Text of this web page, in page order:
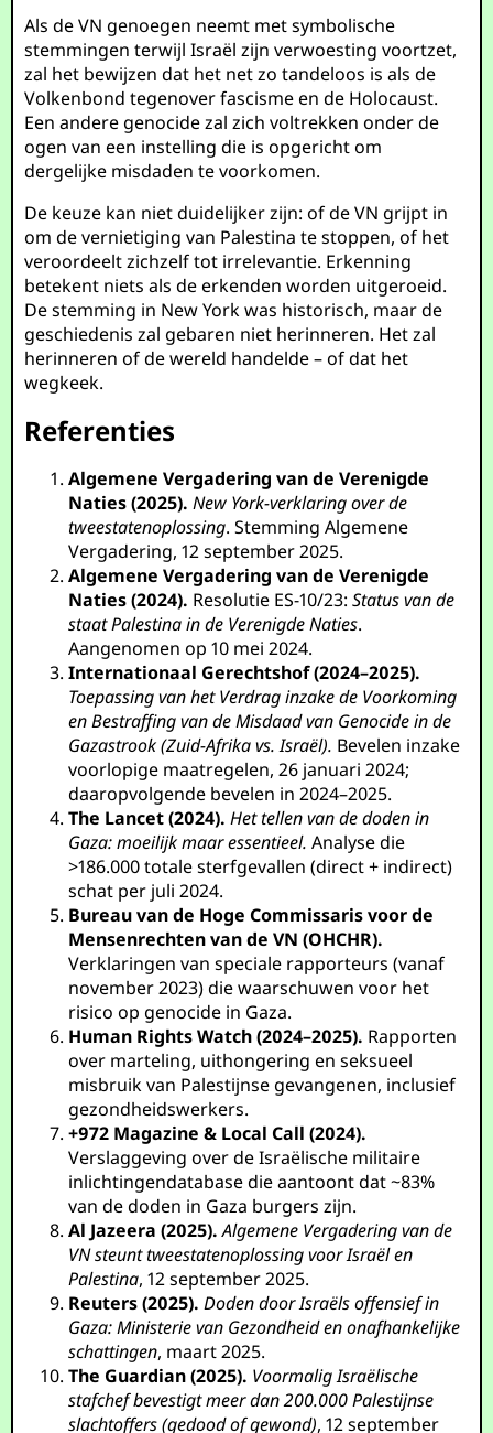
Als de VN genoegen neemt met symbolische
stemmingen terwijl Israël zijn verwoesting voortzet,
zal het bewijzen dat het net zo tandeloos is als de
Volkenbond tegenover fascisme en de Holocaust.
Een andere genocide zal zich voltrekken onder de
ogen van een instelling die is opgericht om
dergelijke misdaden te voorkomen.
De keuze kan niet duidelijker zijn: of de VN grijpt in
om de vernietiging van Palestina te stoppen, of het
veroordeelt zichzelf tot irrelevantie. Erkenning
betekent niets als de erkenden worden uitgeroeid.
De stemming in New York was historisch, maar de
geschiedenis zal gebaren niet herinneren. Het zal
herinneren of de wereld handelde – of dat het
wegkeek.
Referenties
Algemene Vergadering van de Verenigde
Naties (2025). New York-verklaring over de
tweestatenoplossing. Stemming Algemene
Vergadering, 12 september 2025.
Algemene Vergadering van de Verenigde
Naties (2024). Resolutie ES-10/23:Status van de
staat Palestina in de Verenigde Naties.
Aangenomen op 10 mei 2024.
Internationaal Gerechtshof (2024–2025).
Toepassing van het Verdrag inzake de Voorkoming
en Bestraffing van de Misdaad van Genocide in de
Gazastrook (Zuid-Afrika vs. Israël). Bevelen inzake
voorlopige maatregelen, 26 januari 2024;
daaropvolgende bevelen in 2024–2025.
The Lancet (2024). Het tellen van de doden in
Gaza: moeilijk maar essentieel. Analyse die
>186.000 totale sterfgevallen (direct + indirect)
schat per juli 2024.
Bureau van de Hoge Commissaris voor de
Mensenrechten van de VN (OHCHR).
Verklaringen van speciale rapporteurs (vanaf
november 2023) die waarschuwen voor het
risico op genocide in Gaza.
Human Rights Watch (2024–2025). Rapporten
over marteling, uithongering en seksueel
misbruik van Palestijnse gevangenen, inclusief
gezondheidswerkers.
+972 Magazine & Local Call (2024).
Verslaggeving over de Israëlische militaire
inlichtingendatabase die aantoont dat ~83%
van de doden in Gaza burgers zijn.
Al Jazeera (2025). Algemene Vergadering van de
VN steunt tweestatenoplossing voor Israël en
Palestina, 12 september 2025.
Reuters (2025). Doden door Israëls offensief in
Gaza: Ministerie van Gezondheid en onafhankelijke
schattingen, maart 2025.
The Guardian (2025). Voormalig Israëlische
stafchef bevestigt meer dan 200.000 Palestijnse
slachtoffers (gedood of gewond), 12 september